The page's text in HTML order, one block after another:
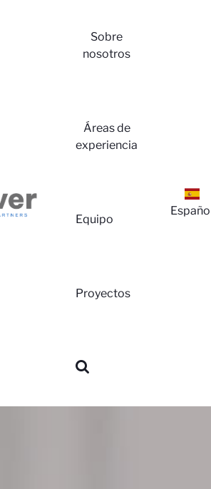
Sobre
nosotros
Áreas de
experiencia
Equipo
Proyectos